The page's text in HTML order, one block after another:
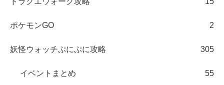
ポケモンGO 2
妖怪ウォッチぷにぷに攻略 305
イベントまとめ 55